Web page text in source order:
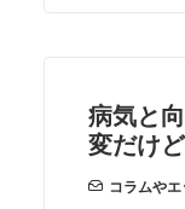
病気と
変だけど
コラムやエ